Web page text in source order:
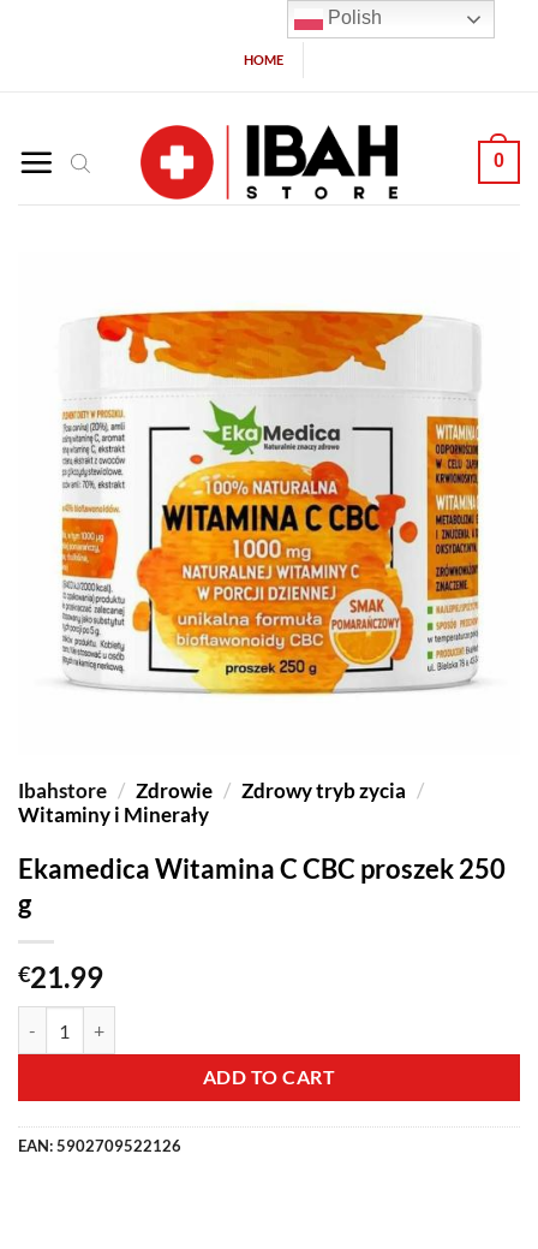
HOME
0
Ibahstore / Zdrowie / Zdrowy tryb zycia /
Witaminy i Minerały
Ekamedica Witamina C CBC proszek 250
g
€21.99
ADD TO CART
EAN:5902709522126
Polish